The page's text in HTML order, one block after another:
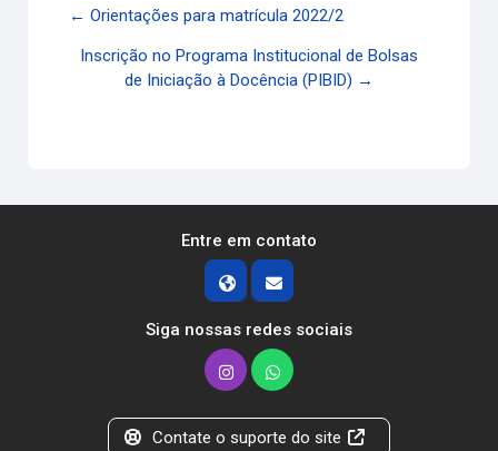
← Orientações para matrícula 2022/2
Inscrição no Programa Institucional de Bolsas
de Iniciação à Docência (PIBID) →
Entre em contato
Siga nossas redes sociais
Contate o suporte do site